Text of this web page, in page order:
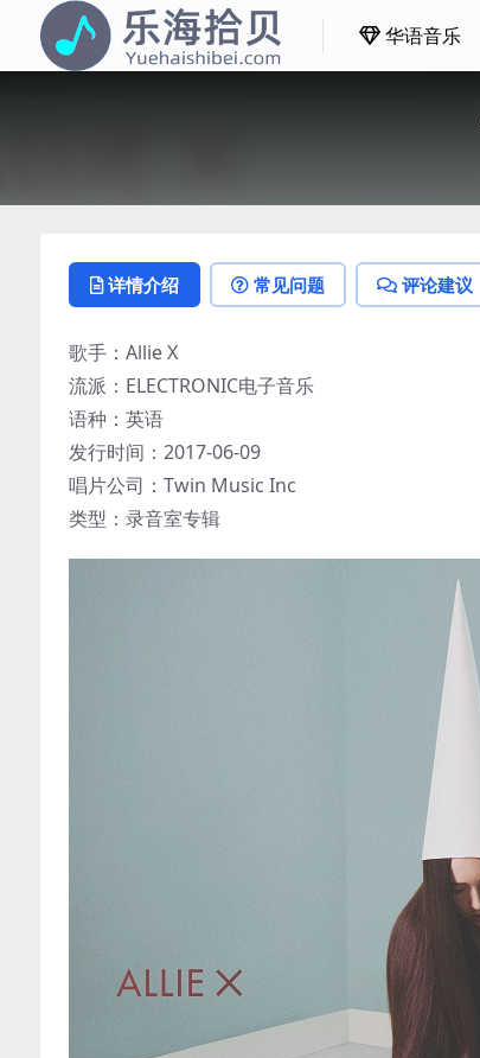
华语音乐
详情介绍 常见问题 评论建议
歌手：Allie X
流派：ELECTRONIC电子音乐
语种：英语
发行时间：2017-06-09
唱片公司：Twin Music Inc
类型：录音室专辑